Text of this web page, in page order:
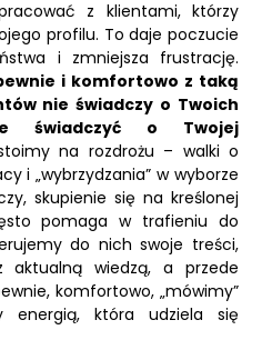
z klientami, którzy
profilu. To daje poczucie
i zmniejsza frustrację.
i komfortowo z taką
nie świadczy o Twoich
świadczyć o Twojej
na rozdrożu – walki o
i „wybrzydzania” w wyborze
skupienie się na kreślonej
pomaga w trafieniu do
do nich swoje treści,
wiedzą, a przede
komfortowo, „mówimy”
energią, która udziela się